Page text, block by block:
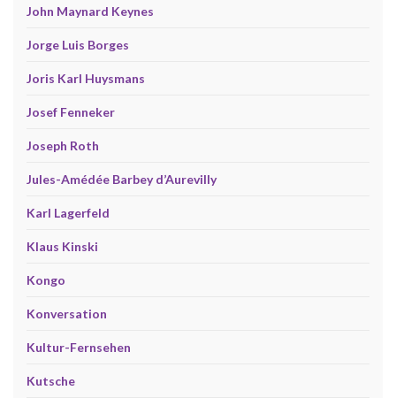
John Maynard Keynes
Jorge Luis Borges
Joris Karl Huysmans
Josef Fenneker
Joseph Roth
Jules-Amédée Barbey d’Aurevilly
Karl Lagerfeld
Klaus Kinski
Kongo
Konversation
Kultur-Fernsehen
Kutsche